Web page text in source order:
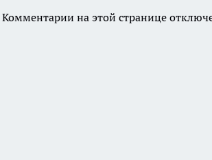
Комментарии на этой странице